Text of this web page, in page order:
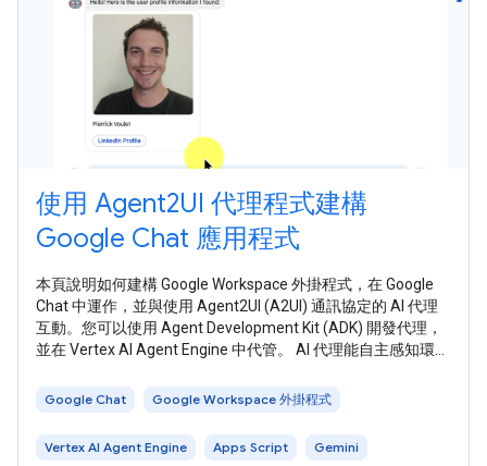
使用 Agent2UI 代理程式建構
Google Chat 應用程式
本頁說明如何建構 Google Workspace 外掛程式，在 Google
Chat 中運作，並與使用 Agent2UI (A2UI) 通訊協定的 AI 代理
互動。您可以使用 Agent Development Kit (ADK) 開發代理，
並在 Vertex AI Agent Engine 中代管。 AI 代理能自主感知環
教學課程中，您將部署基本 AI 代理程式，從工具擷取靜態設
Google Chat Google Workspace 外掛程式
Vertex AI Agent Engine Apps Script Gemini